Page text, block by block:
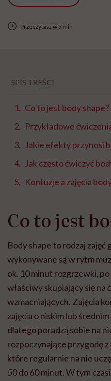
Przeczytasz w 5 min
SPIS TREŚCI
Co to jest body shape?
Przykładowe
Jakie efekty przynosi
Jak często ćwiczyć
Kontuzje a zajęcia
Co to jest
Body shape to rodzaj
wykonywane są w rytm
ok. 10 minut rozgrzewki,
właściwy skupiający się na
wzmacniających. Zajęcia
zajęcia o niskim lub
dlatego poradzą sobie na
rozpoczynające przygodę
które regularnie na nie
50 do 60 minut. W tym